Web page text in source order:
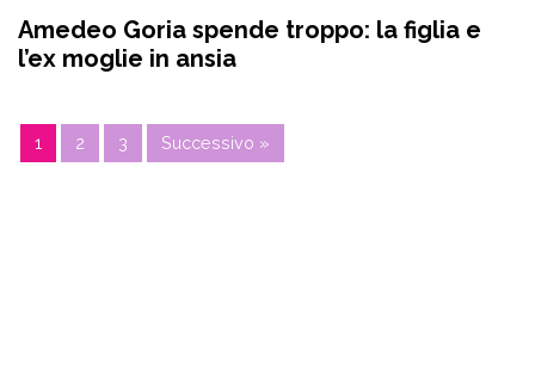
Amedeo Goria spende troppo: la figlia e
l’ex moglie in ansia
1 2 3 Successivo »